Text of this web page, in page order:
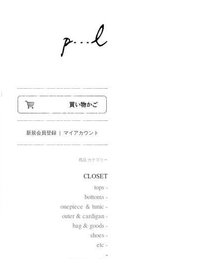
新規会員登録 | マイアカウント
商品 カテゴリー
CLOSET
tops -
bottoms -
onepiece ＆ tunic -
outer & cardigan -
bag & goods -
shoes -
etc -
-